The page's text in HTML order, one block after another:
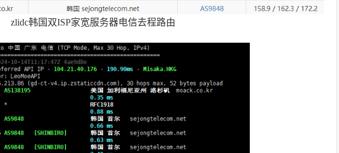
zlidc韩国双ISP家宽服务器电信去程路由